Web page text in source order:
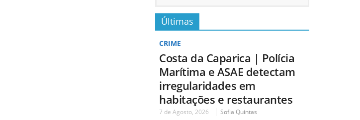
Últimas
CRIME
Costa da Caparica | Polícia
Marítima e ASAE detectam
irregularidades em
habitações e restaurantes
7 de Agosto, 2026 Sofia Quintas